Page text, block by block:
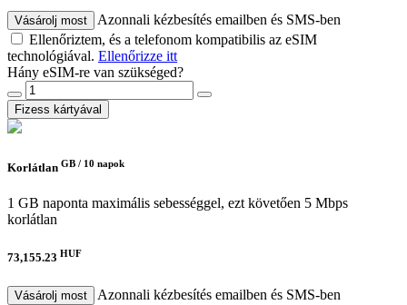
Vásárolj most
Azonnali kézbesítés emailben és SMS-ben
Ellenőriztem, és a telefonom kompatibilis az eSIM
technológiával. Ellenőrizze itt
Hány eSIM-re van szükséged?
Fizess kártyával
Korlátlan GB / 10 napok
1 GB naponta maximális sebességgel, ezt követően 5 Mbps
korlátlan
73,155.23 HUF
Vásárolj most
Azonnali kézbesítés emailben és SMS-ben